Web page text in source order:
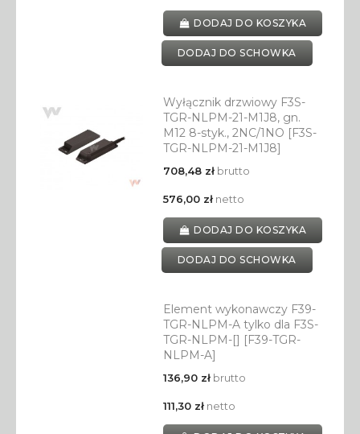
DODAJ DO KOSZYKA
DODAJ DO SCHOWKA
Wyłącznik drzwiowy F3S-
TGR-NLPM-21-M1J8, gn.
M12 8-styk., 2NC/1NO [F3S-
TGR-NLPM-21-M1J8]
708,48 złbrutto
576,00 złnetto
DODAJ DO KOSZYKA
DODAJ DO SCHOWKA
Element wykonawczy F39-
TGR-NLPM-A tylko dla F3S-
TGR-NLPM-[] [F39-TGR-
NLPM-A]
136,90 złbrutto
111,30 złnetto